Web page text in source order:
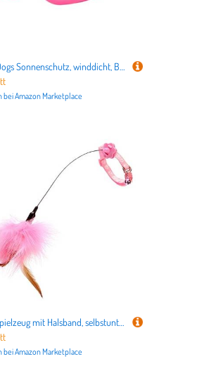
Petfor Dogs Sonnenschutz, winddicht, Brille für lange Hunde, mit elastischem Riemen
beiAmazon Marketplace
Katzenspielzeug mit Halsband, selbstunterhaltsames Zubehör, lustige Katze mit Glöckchen
beiAmazon Marketplace